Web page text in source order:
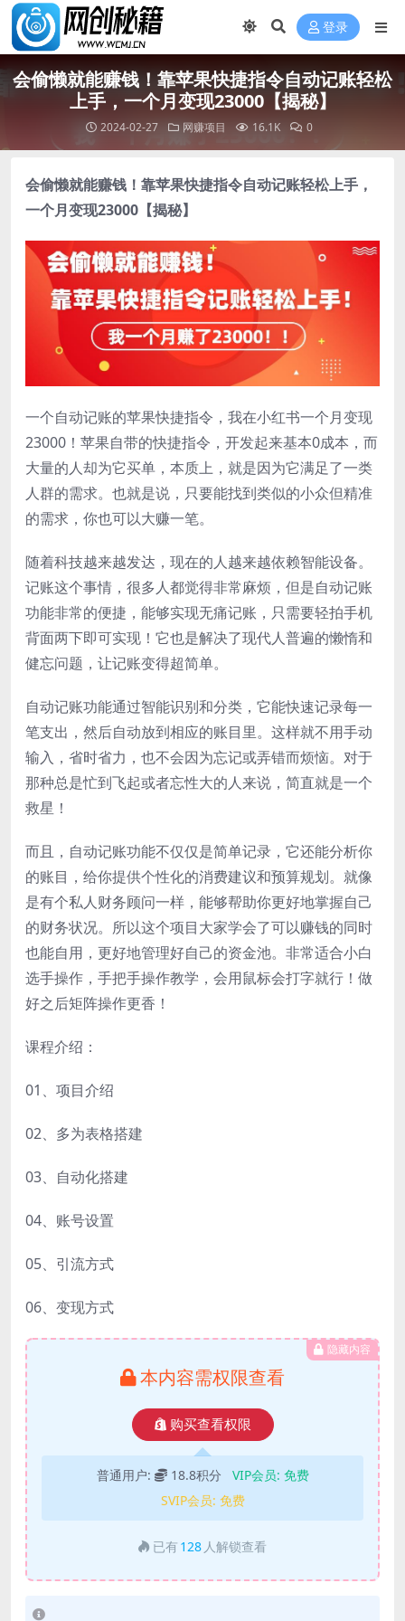
登录
会偷懒就能赚钱！靠苹果快捷指令自动记账轻松
上手，一个月变现23000【揭秘】
2024-02-27 网赚项目 16.1K 0
会偷懒就能赚钱 ！靠苹果快捷指令自动记账轻松上手，
一个月变现23000【揭秘】
一个自动记账的苹果快捷指令，我在小红书一个月变现
23000！苹果自带的快捷指令，开发起来基本0成本，而
大量的人却为它买单，本质上，就是因为它满足了一类
人群的需求。也就是说，只要能找到类似的小众但精准
的需求，你也可以大赚一笔。
随着科技越来越发达，现在的人越来越依赖智能设备。
记账这个事情，很多人都觉得非常麻烦，但是自动记账
功能非常的便捷，能够实现无痛记账，只需要轻拍手机
背面两下即可实现！它也是解决了现代人普遍的懒惰和
健忘问题，让记账变得超简单。
自动记账功能通过智能识别和分类，它能快速记录每一
笔支出，然后自动放到相应的账目里。这样就不用手动
输入，省时省力，也不会因为忘记或弄错而烦恼。对于
那种总是忙到飞起或者忘性大的人来说，简直就是一个
救星！
而且，自动记账功能不仅仅是简单记录，它还能分析你
的账目，给你提供个性化的消费建议和预算规划。就像
是有个私人财务顾问一样，能够帮助你更好地掌握自己
的财务状况。所以这个项目大家学会了可以赚钱的同时
也能自用，更好地管理好自己的资金池。非常适合小白
选手操作，手把手操作教学，会用鼠标会打字就行！做
好之后矩阵操作更香！
课程介绍：
01、项目介绍
02、多为表格搭建
03、自动化搭建
04、账号设置
05、引流方式
06、变现方式
隐藏内容
本内容需权限查看
购买查看权限
普通用户: 18.8积分 VIP会员: 免费
SVIP会员: 免费
已有 128 人解锁查看